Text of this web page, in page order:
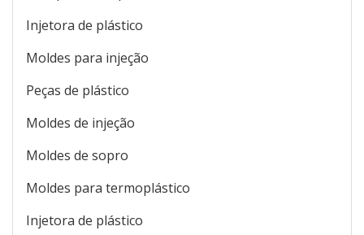
Injetora de plástico
Moldes para injeção
Peças de plástico
Moldes de injeção
Moldes de sopro
Moldes para termoplástico
Injetora de plástico